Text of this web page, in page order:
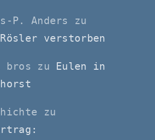
P. Anders
zu
verstorben
zu Eulen in
zu